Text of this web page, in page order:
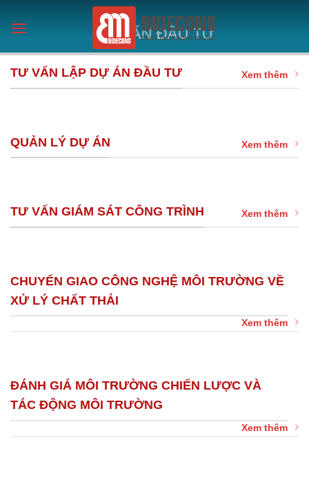
đến
TƯ VẤN ĐẦU TƯ
TƯ VẤN LẬP DỰ ÁN ĐẦU TƯ Xem thêm
QUẢN LÝ DỰ ÁN Xem thêm
TƯ VẤN GIÁM SÁT CÔNG TRÌNH Xem thêm
CHUYỂN GIAO CÔNG NGHỆ MÔI TRƯỜNG VỀ
XỬ LÝ CHẤT THẢI
Xem thêm
ĐÁNH GIÁ MÔI TRƯỜNG CHIẾN LƯỢC VÀ
TÁC ĐỘNG MÔI TRƯỜNG
Xem thêm